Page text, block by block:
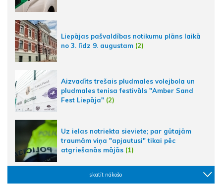
Liepājas pašvaldības notikumu plāns laikā
no 3. līdz 9. augustam (2)
Aizvadīts trešais pludmales volejbola un
pludmales tenisa festivāls "Amber Sand
Fest Liepāja" (2)
Uz ielas notriekta sieviete; par gūtajām
traumām viņa "apjautusi" tikai pēc
atgriešanās mājās (1)
skatīt nākošo